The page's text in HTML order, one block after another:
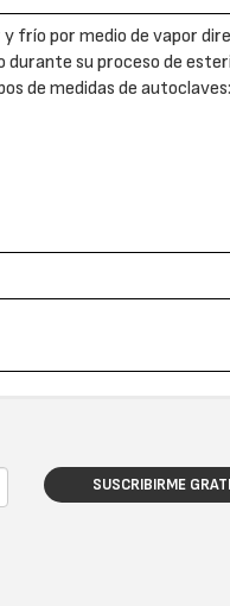
frío por medio de vapor
su proceso de
de medidas de
SUSCRIBIRME